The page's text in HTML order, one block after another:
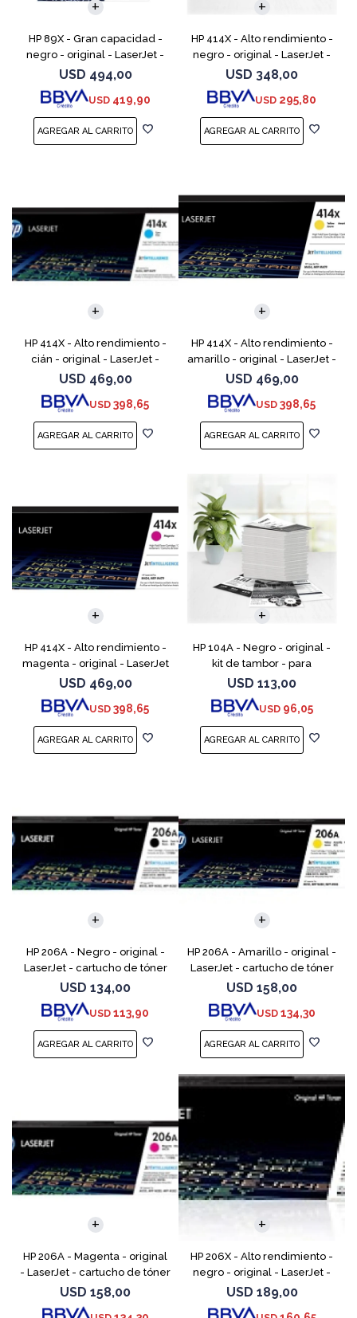
HP 89X - Gran capacidad -
negro - original - LaserJet -
cartucho de tóner (CF289X)
USD 494,00
USD 419,90
HP 414X - Alto rendimiento -
negro - original - LaserJet -
cartucho de tóner (W2020X) -
para Color LaserJet
Enterprise M455, MFP
USD 348,00
USD 295,80
HP 414X - Alto rendimiento -
cián - original - LaserJet -
cartucho de tóner (W2021X) -
para Color LaserJet
Enterprise M455, MFP
USD 469,00
USD 398,65
HP 414X - Alto rendimiento -
amarillo - original - LaserJet -
cartucho de tóner (W2022X) -
para Color LaserJet
Enterprise M455,
USD 469,00
USD 398,65
HP 414X - Alto rendimiento -
magenta - original - LaserJet
- cartucho de tóner (W2023X)
- para Color LaserJet
Enterprise M455, M
USD 469,00
USD 398,65
HP 104A - Negro - original -
kit de tambor - para
Neverstop Laser 1000a,
1000n, 1000w, MFP 1200a, MFP
1200n, MFP 1200nw, MFP 120
USD 113,00
USD 96,05
HP 206A - Negro - original -
LaserJet - cartucho de tóner
(W2110A) - para Color
LaserJet Pro M255, M283, MFP
M282, MFP M283
USD 134,00
USD 113,90
HP 206A - Amarillo - original -
LaserJet - cartucho de tóner
(W2112A) - para Color
LaserJet Pro M255, M283, MFP
M282, MFP M283
USD 158,00
USD 134,30
HP 206A - Magenta - original
- LaserJet - cartucho de tóner
(W2113A) - para Color
LaserJet Pro M255, M283, MFP
USD 158,00
HP 206X - Alto rendimiento -
negro - original - LaserJet -
cartucho de tóner (W2110X) -
para Color LaserJet Pro M255,
USD 189,00